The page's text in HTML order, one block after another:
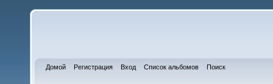
Домой Регистрация Вход Список альбомов Поиск